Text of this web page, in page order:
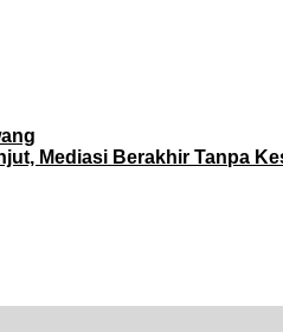
Mediasi Berakhir Tanpa